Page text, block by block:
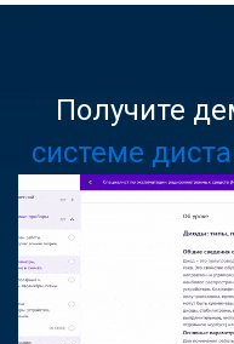
Получите
системе